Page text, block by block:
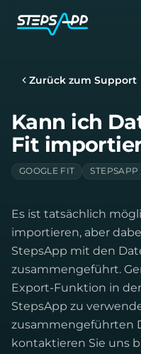
Zurück zum Support
Kann ich
Fit
GOOGLE FIT
Es ist tatsächlich
importieren, aber
StepsApp mit den
zusammengeführt.
Export-Funktion in
StepsApp zu
zusammengeführten
kontaktieren Sie uns